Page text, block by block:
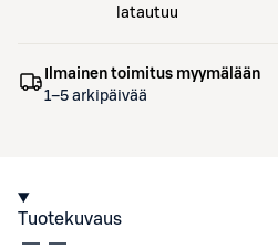
latautuu
Ilmainen toimitus myymälään
1–5 arkipäivää
Tuotekuvaus